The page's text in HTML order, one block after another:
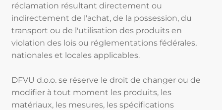
réclamation résultant directement ou
indirectement de l'achat, de la possession, du
transport ou de l'utilisation des produits en
violation des lois ou réglementations fédérales,
nationales et locales applicables.
DFVU d.o.o. se réserve le droit de changer ou de
modifier à tout moment les produits, les
matériaux, les mesures, les spécifications